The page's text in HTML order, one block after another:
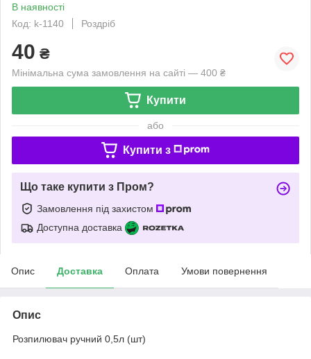
В наявності
Код: k-1140
Роздріб
40 ₴
Мінімальна сума замовлення на сайті — 400 ₴
Купити
або
Купити з
Що таке купити з Пром?
Замовлення під захистом
Доступна доставка
Опис Доставка Оплата Умови повернення
Опис
Розпилювач ручний 0,5л (шт)